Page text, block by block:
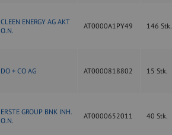
CLEEN ENERGY AG AKT
O.N.
AT0000A1PY49 146 Stk.
DO + CO AG AT0000818802 15 Stk.
ERSTE GROUP BNK INH.
O.N.
AT0000652011 40 Stk.